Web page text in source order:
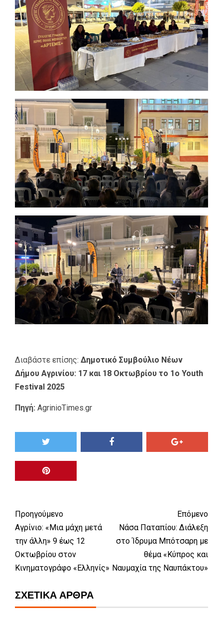
Διαβάστε επίσης: Δημοτικό Συμβούλιο Νέων
Δήμου Αγρινίου: 17 και 18 Οκτωβρίου το 1ο Youth
Festival 2025
Πηγή: AgrinioTimes.gr
Προηγούμενο
Αγρίνιο: «Μια μάχη μετά
την άλλη» 9 έως 12
Οκτωβρίου στον
Κινηματογράφο «Ελληνίς»
Επόμενο
Νάσα Παταπίου: Διάλεξη
στο Ίδρυμα Μπότσαρη με
θέμα «Κύπρος και
Ναυμαχία της Ναυπάκτου»
ΣΧΕΤΙΚΆ ΆΡΘΡΑ